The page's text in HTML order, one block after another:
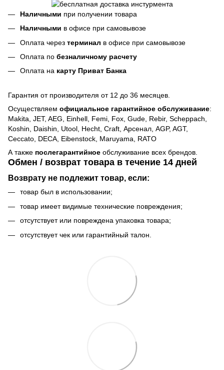
Наличными при получении товара
Наличными в офисе при самовывозе
Оплата через терминал в офисе при самовывозе
Оплата по безналичному расчету
Оплата на карту Приват Банка
Гарантия от производителя от 12 до 36 месяцев.
Осуществляем официальное гарантийное обслуживание:
Makita, JET, AEG, Einhell, Femi, Fox, Gude, Rebir, Scheppach,
Koshin, Daishin, Utool, Hecht, Craft, Арсенал, AGP, AGT,
Ceccato, DECA, Eibenstock, Maruyama, RATO
А также послегарантийное обслуживание всех брендов.
Обмен / возврат товара в течение 14 дней
Возврату не подлежит товар, если:
товар был в использовании;
товар имеет видимые технические повреждения;
отсутствует или повреждена упаковка товара;
отсутствует чек или гарантийный талон.